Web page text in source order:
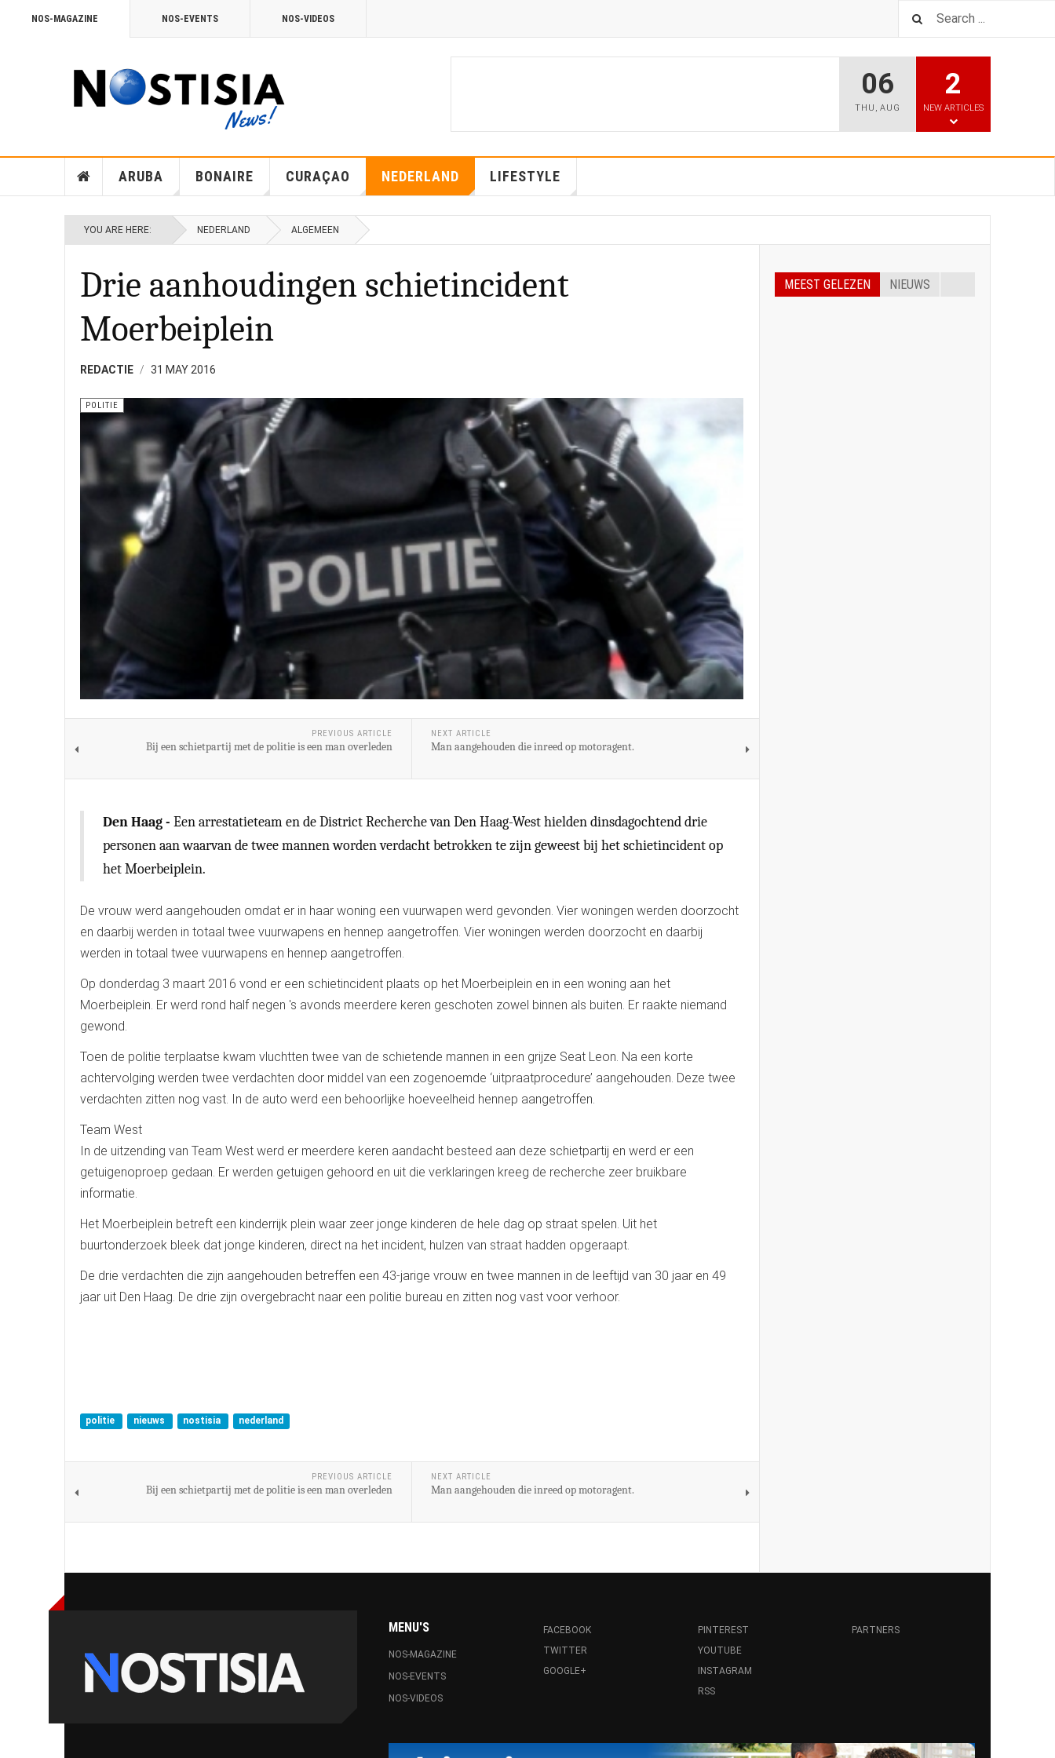
NOS-MAGAZINE NOS-EVENTS NOS-VIDEOS
06
THU , AUG
2
NEW ARTICLES
ARUBA BONAIRE CURAÇAO NEDERLAND LIFESTYLE
YOU ARE HERE: NEDERLAND ALGEMEEN
Drie aanhoudingen schietincident
Moerbeiplein
REDACTIE 31 MAY 2016
POLITIE
PREVIOUS ARTICLE
Bij een schietpartij met de politie is een man overleden
NEXT ARTICLE
Man aangehouden die inreed op motoragent.
Den Haag - Een arrestatieteam en de District Recherche van Den Haag-West hielden dinsdagochtend drie
personen aan waarvan de twee mannen worden verdacht betrokken te zijn geweest bij het schietincident op
het Moerbeiplein.
De vrouw werd aangehouden omdat er in haar woning een vuurwapen werd gevonden. Vier woningen werden doorzocht
en daarbij werden in totaal twee vuurwapens en hennep aangetroffen. Vier woningen werden doorzocht en daarbij
werden in totaal twee vuurwapens en hennep aangetroffen.
Op donderdag 3 maart 2016 vond er een schietincident plaats op het Moerbeiplein en in een woning aan het
Moerbeiplein. Er werd rond half negen 's avonds meerdere keren geschoten zowel binnen als buiten. Er raakte niemand
gewond.
Toen de politie terplaatse kwam vluchtten twee van de schietende mannen in een grijze Seat Leon. Na een korte
achtervolging werden twee verdachten door middel van een zogenoemde ‘uitpraatprocedure’ aangehouden. Deze twee
verdachten zitten nog vast. In de auto werd een behoorlijke hoeveelheid hennep aangetroffen.
Team West
In de uitzending van Team West werd er meerdere keren aandacht besteed aan deze schietpartij en werd er een
getuigenoproep gedaan. Er werden getuigen gehoord en uit die verklaringen kreeg de recherche zeer bruikbare
informatie.
Het Moerbeiplein betreft een kinderrijk plein waar zeer jonge kinderen de hele dag op straat spelen. Uit het
buurtonderzoek bleek dat jonge kinderen, direct na het incident, hulzen van straat hadden opgeraapt.
De drie verdachten die zijn aangehouden betreffen een 43-jarige vrouw en twee mannen in de leeftijd van 30 jaar en 49
jaar uit Den Haag. De drie zijn overgebracht naar een politie bureau en zitten nog vast voor verhoor.
politie nieuws nostisia nederland
PREVIOUS ARTICLE
Bij een schietpartij met de politie is een man overleden
NEXT ARTICLE
Man aangehouden die inreed op motoragent.
MEEST GELEZEN NIEUWS
MENU'S
NOS-MAGAZINE
NOS-EVENTS
NOS-VIDEOS
FACEBOOK
TWITTER
GOOGLE+
PINTEREST
YOUTUBE
INSTAGRAM
RSS
PARTNERS